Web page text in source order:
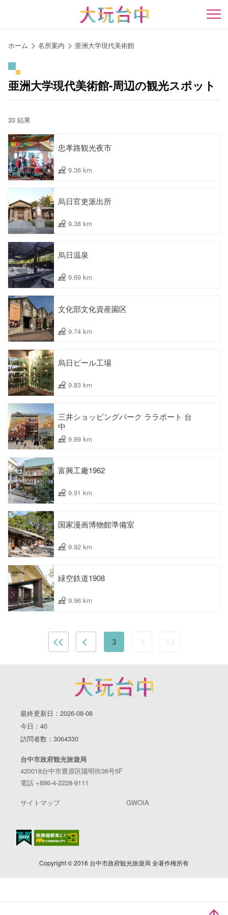
開
ホーム 名所案内 亜洲大学現代美術館
亜洲大学現代美術館-周辺の観光スポット
33 結果
忠孝路観光夜市
9.36 km
烏日官吏派出所
9.38 km
烏日温泉
9.69 km
文化部文化資産園区
9.74 km
烏日ビール工場
9.83 km
三井ショッピングパーク ララポート 台
中
9.89 km
富興工廠1962
9.91 km
国家漫画博物館準備室
9.92 km
緑空鉄道1908
9.96 km
3
最終更新日：2026-08-08
今日：40
訪問者数：3064330
台中市政府観光旅遊局
420018台中市豊原区陽明街36号5F
電話 +886-4-2228-9111
サイトマップ GWOIA
Copyright © 2016 台中市政府観光旅遊局 全著作権所有